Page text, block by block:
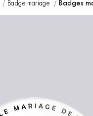
Badge mariage Badges